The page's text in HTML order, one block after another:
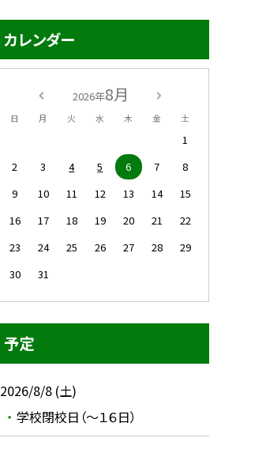
カレンダー
2026年8月
日 月 火 水 木 金 土
1
2
3 4 5 6 7
8
9
10 11 12 13 14
15
16
17 18 19 20 21
22
23
24 25 26 27 28
29
30
31
予定
2026/8/8 (土)
学校閉校日（～１６日）